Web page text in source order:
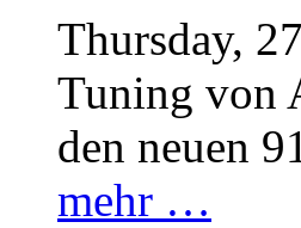
Thursday,
Tuning von
den neuen
mehr …